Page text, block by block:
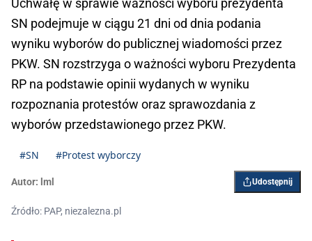
Uchwałę w sprawie ważności wyboru prezydenta
SN podejmuje w ciągu 21 dni od dnia podania
wyniku wyborów do publicznej wiadomości przez
PKW. SN rozstrzyga o ważności wyboru Prezydenta
RP na podstawie opinii wydanych w wyniku
rozpoznania protestów oraz sprawozdania z
wyborów przedstawionego przez PKW.
#SN #Protest wyborczy
Autor: lml Udostępnij
Źródło: PAP, niezalezna.pl